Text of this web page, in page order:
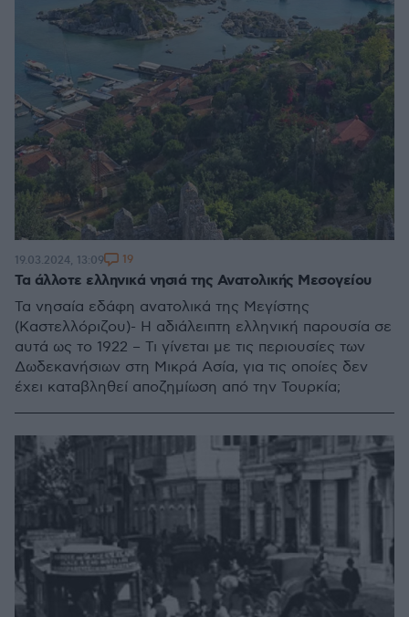
Τα άλλοτε ελληνικά νησιά της Ανατολικής Μεσογείου
Τα νησαία εδάφη ανατολικά της Μεγίστης
(Καστελλόριζου)- Η αδιάλειπτη ελληνική παρουσία σε
αυτά ως το 1922 – Τι γίνεται με τις περιουσίες των
Δωδεκανήσιων στη Μικρά Ασία, για τις οποίες δεν
έχει καταβληθεί αποζημίωση από την Τουρκία;
19.03.2024, 13:09 19